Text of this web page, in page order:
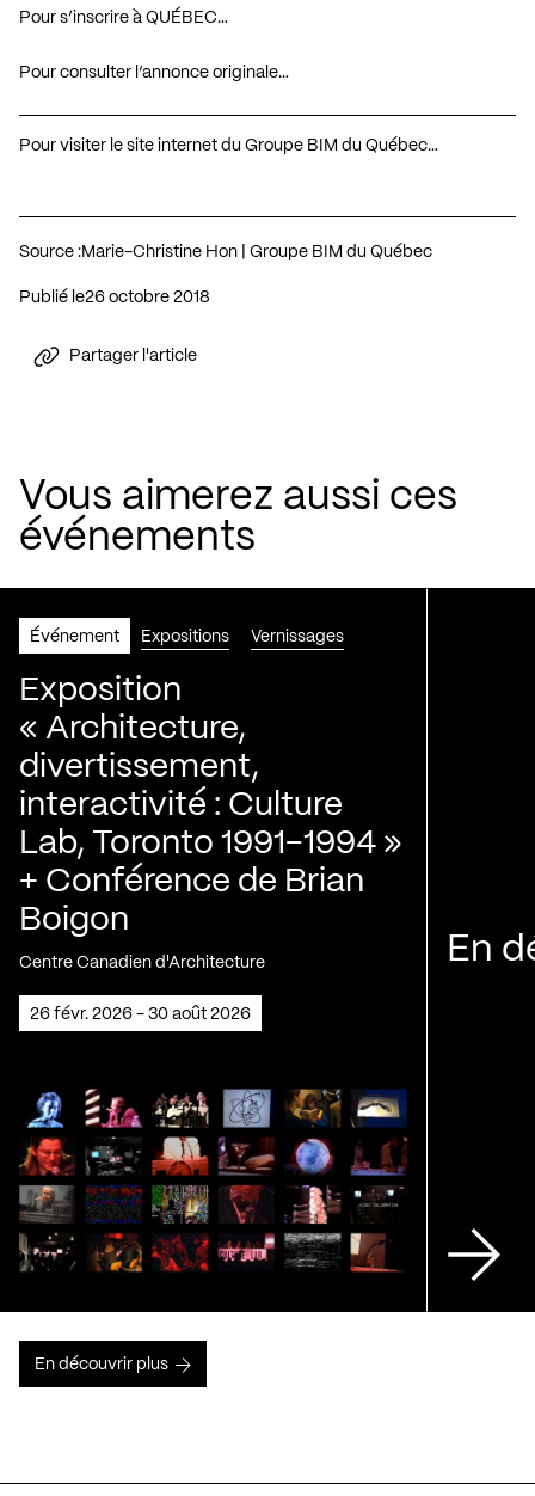
Pour s’inscrire à QUÉBEC…
Pour consulter l’annonce originale…
Pour visiter le site internet du Groupe BIM du Québec…
Source :Marie-Christine Hon | Groupe BIM du Québec
Publié le 26 octobre 2018
Partager l'article
Vous aimerez aussi ces
événements
Événement Expositions Vernissages
Exposition
« Architecture,
divertissement,
interactivité : Culture
Lab, Toronto 1991-1994 »
+ Conférence de Brian
Boigon
Centre Canadien d'Architecture
26 févr. 2026 - 30 août 2026
En
En découvrir plus